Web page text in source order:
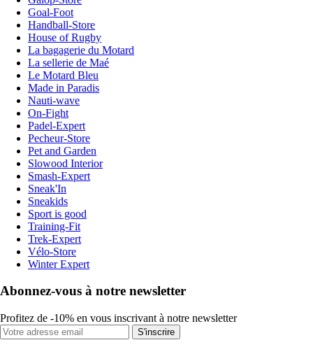
Goal-Foot
Handball-Store
House of Rugby
La bagagerie du Motard
La sellerie de Maé
Le Motard Bleu
Made in Paradis
Nauti-wave
On-Fight
Padel-Expert
Pecheur-Store
Pet and Garden
Slowood Interior
Smash-Expert
Sneak'In
Sneakids
Sport is good
Training-Fit
Trek-Expert
Vélo-Store
Winter Expert
Abonnez-vous à notre newsletter
Profitez de -10% en vous inscrivant à notre newsletter
S'inscrire